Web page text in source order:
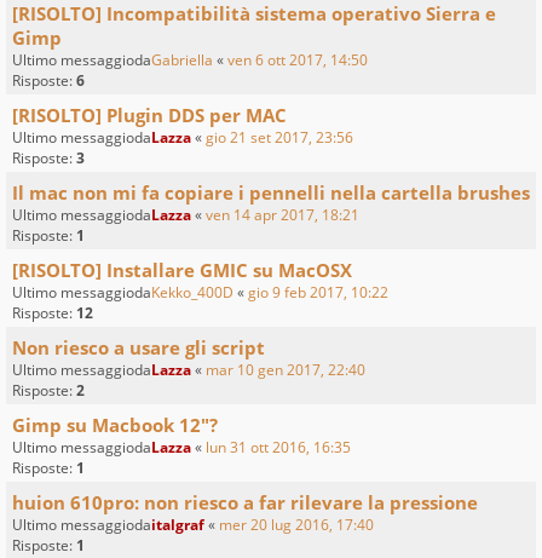
[RISOLTO] Incompatibilità sistema operativo Sierra e
Gimp
Ultimo messaggiodaGabriella «ven 6 ott 2017, 14:50
Risposte:6
[RISOLTO] Plugin DDS per MAC
Ultimo messaggiodaLazza«gio 21 set 2017, 23:56
Risposte:3
Il mac non mi fa copiare i pennelli nella cartella brushes
Ultimo messaggiodaLazza«ven 14 apr 2017, 18:21
Risposte: 1
[RISOLTO] Installare GMIC su MacOSX
Ultimo messaggiodaKekko_400D «gio 9 feb 2017, 10:22
Risposte: 12
Non riesco a usare gli script
Ultimo messaggiodaLazza« mar 10 gen 2017, 22:40
Risposte:2
Gimp su Macbook 12"?
Ultimo messaggiodaLazza« lun 31 ott 2016, 16:35
Risposte: 1
huion 610pro: non riesco a far rilevare la pressione
Ultimo messaggiodaitalgraf« mer 20 lug 2016, 17:40
Risposte: 1